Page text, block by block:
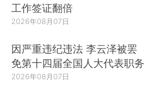
工作签证翻倍
2026年08月07日
因严重违纪违法 李云泽被罢
免第十四届全国人大代表职务
2026年08月07日